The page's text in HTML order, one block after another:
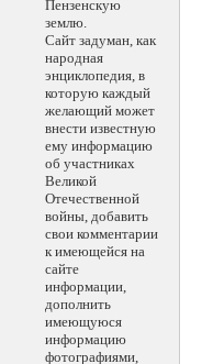
Пензенскую
землю.
Сайт задуман, как
народная
энциклопедия, в
которую каждый
желающий может
внести известную
ему информацию
об участниках
Великой
Отечественной
войны, добавить
свои комментарии
к имеющейся на
сайте
информации,
дополнить
имеющуюся
информацию
фотографиями,